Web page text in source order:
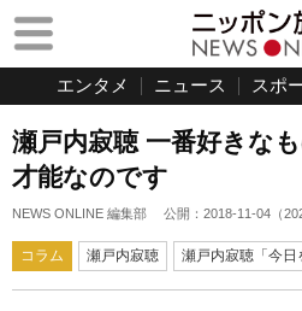
エンタメ ニュース スポ
瀬戸内寂聴 一番好きな
才能なのです
NEWS ONLINE 編集部 公開： 2018-11-04 （
コラム 瀬戸内寂聴 瀬戸内寂聴「今日